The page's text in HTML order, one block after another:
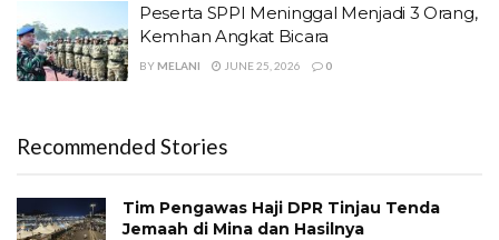
Peserta SPPI Meninggal Menjadi 3 Orang,
Kemhan Angkat Bicara
BY MELANI JUNE 25, 2026 0
Recommended Stories
Tim Pengawas Haji DPR Tinjau Tenda
Jemaah di Mina dan Hasilnya